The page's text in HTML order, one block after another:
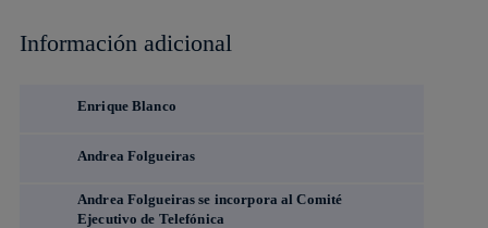
Información adicional
Enrique Blanco
Andrea Folgueiras
Andrea Folgueiras se incorpora al Comité
Ejecutivo de Telefónica